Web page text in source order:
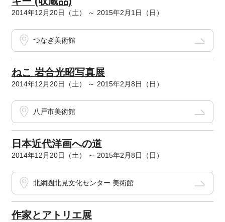
2014年12月20日（土） ～ 2015年2月1日（日）
つなぎ美術館
ねこ 岩合光昭写真展
2014年12月20日（土） ～ 2015年2月8日（日）
八戸市美術館
日本近代洋画への道
2014年12月20日（土） ～ 2015年2月8日（日）
北網圏北見文化センター 美術館
作家とアトリエ展